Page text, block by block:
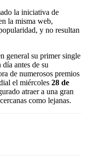
la iniciativa de
la misma web,
y no resultan
general su primer single
antes de su
de numerosos premios
el miércoles 28 de
atraer a una gran
como lejanas.